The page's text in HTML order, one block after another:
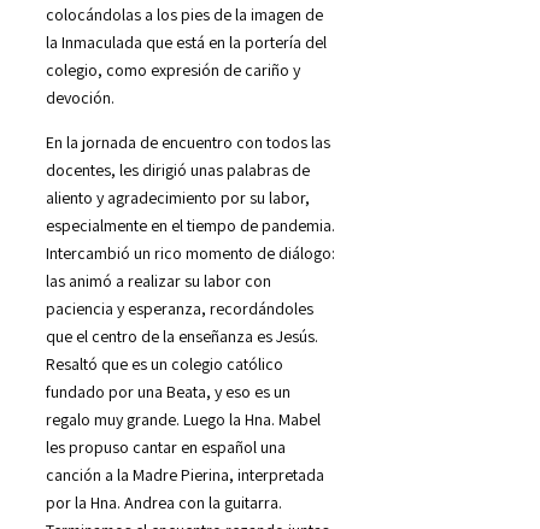
colocándolas a los pies de la imagen de
la Inmaculada que está en la portería del
colegio, como expresión de cariño y
devoción.
En la jornada de encuentro con todos las
docentes, les dirigió unas palabras de
aliento y agradecimiento por su labor,
especialmente en el tiempo de pandemia.
Intercambió un rico momento de diálogo:
las animó a realizar su labor con
paciencia y esperanza, recordándoles
que el centro de la enseñanza es Jesús.
Resaltó que es un colegio católico
fundado por una Beata, y eso es un
regalo muy grande. Luego la Hna. Mabel
les propuso cantar en español una
canción a la Madre Pierina, interpretada
por la Hna. Andrea con la guitarra.